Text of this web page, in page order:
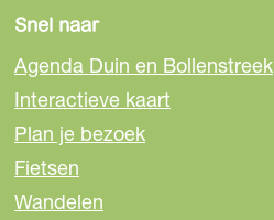
Snel naar
Agenda Duin en Bollenstreek
Interactieve kaart
Plan je bezoek
Fietsen
Wandelen